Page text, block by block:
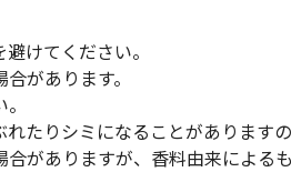
けてください。
があります。
たりシミになることがあります
がありますが、香料由来による